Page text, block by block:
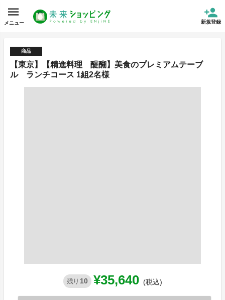
メニュー 新規登録
商品
【東京】【精進料理 醍醐】美食のプレミアムテーブ
ル ランチコース 1組2名様
残り 10 ¥35,640 (税込)